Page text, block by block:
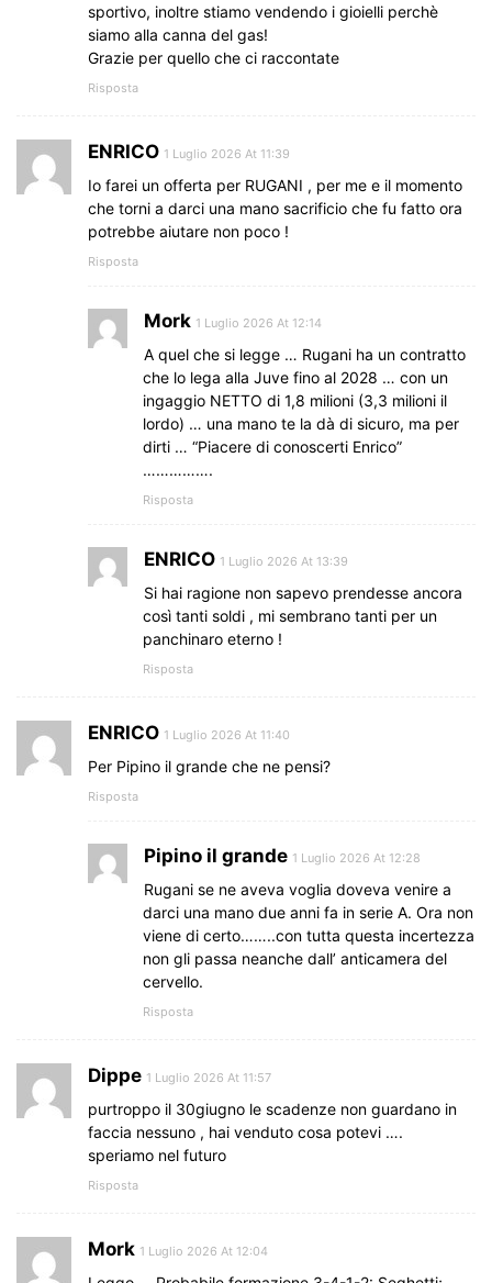
sportivo, inoltre stiamo vendendo i gioielli perchè
siamo alla canna del gas!
Grazie per quello che ci raccontate
Risposta
ENRICO 1 Luglio 2026 At 11:39
Io farei un offerta per RUGANI , per me e il momento
che torni a darci una mano sacrificio che fu fatto ora
potrebbe aiutare non poco !
Risposta
Mork 1 Luglio 2026 At 12:14
A quel che si legge … Rugani ha un contratto
che lo lega alla Juve fino al 2028 … con un
ingaggio NETTO di 1,8 milioni (3,3 milioni il
lordo) … una mano te la dà di sicuro, ma per
dirti … “Piacere di conoscerti Enrico”
…………….
Risposta
ENRICO 1 Luglio 2026 At 13:39
Si hai ragione non sapevo prendesse ancora
così tanti soldi , mi sembrano tanti per un
panchinaro eterno !
Risposta
ENRICO 1 Luglio 2026 At 11:40
Per Pipino il grande che ne pensi?
Risposta
Pipino il grande 1 Luglio 2026 At 12:28
Rugani se ne aveva voglia doveva venire a
darci una mano due anni fa in serie A. Ora non
viene di certo……..con tutta questa incertezza
non gli passa neanche dall’ anticamera del
cervello.
Risposta
Dippe 1 Luglio 2026 At 11:57
purtroppo il 30giugno le scadenze non guardano in
faccia nessuno , hai venduto cosa potevi ….
speriamo nel futuro
Risposta
Mork 1 Luglio 2026 At 12:04